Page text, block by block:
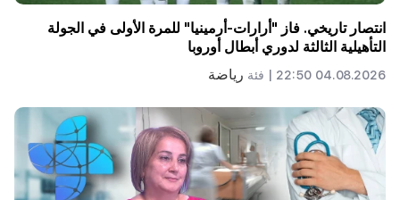
انتصار تاريخي. فاز "أرارات-أرمينيا" للمرة الأولى في الجولة
التأهيلية الثالثة لدوري أبطال أوروبا
04.08.2026 22:50 | فئة رياضة